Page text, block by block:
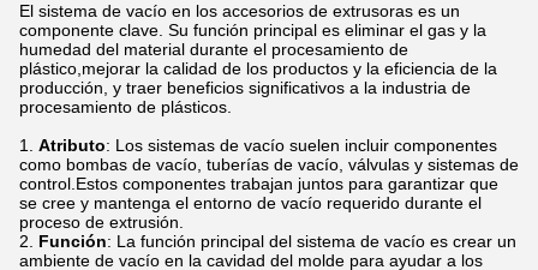
El sistema de vacío en los accesorios de extrusoras es un
componente clave. Su función principal es eliminar el gas y la
humedad del material durante el procesamiento de
plástico,mejorar la calidad de los productos y la eficiencia de la
producción, y traer beneficios significativos a la industria de
procesamiento de plásticos.
Atributo: Los sistemas de vacío suelen incluir componentes
como bombas de vacío, tuberías de vacío, válvulas y sistemas de
control.Estos componentes trabajan juntos para garantizar que
se cree y mantenga el entorno de vacío requerido durante el
proceso de extrusión.
Función: La función principal del sistema de vacío es crear un
ambiente de vacío en la cavidad del molde para ayudar a los